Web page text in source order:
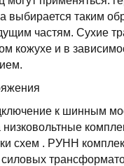
таким
частям. Сухие
кожухе и в
к шинным
схем . РУНН